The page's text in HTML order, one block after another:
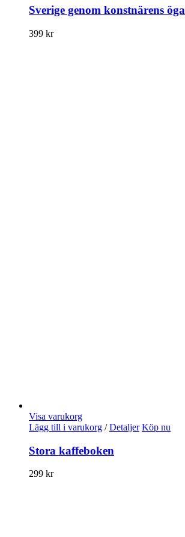
Sverige genom konstnärens öga
399 kr
Visa varukorg
Lägg till i varukorg / Detaljer Köp nu
Stora kaffeboken
299 kr